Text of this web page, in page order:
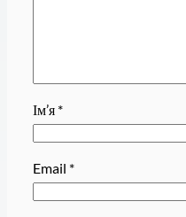
Ім’я *
Email *